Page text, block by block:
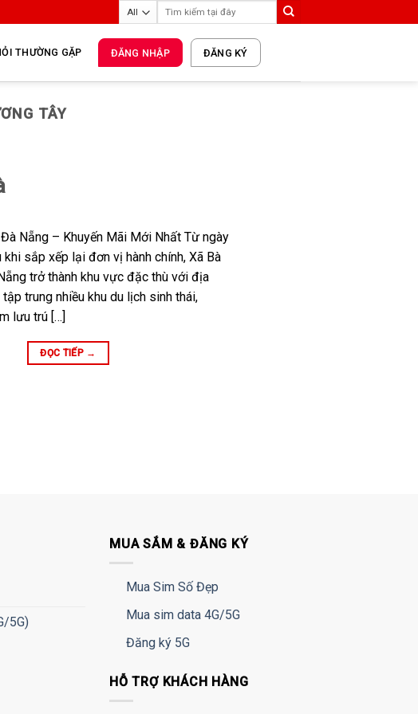
THƯỜNG GẶP ĐĂNG NHẬP ĐĂNG KÝ
TÂY
Nẵng – Khuyến Mãi Mới Nhất Từ ngày
sắp xếp lại đơn vị hành chính, Xã Bà
trở thành khu vực đặc thù với địa
trung nhiều khu du lịch sinh thái,
lưu trú […]
ĐỌC TIẾP →
5G)
MUA SẮM & ĐĂNG KÝ
Mua Sim Số Đẹp
Mua sim data 4G/5G
Đăng ký 5G
HỖ TRỢ KHÁCH HÀNG